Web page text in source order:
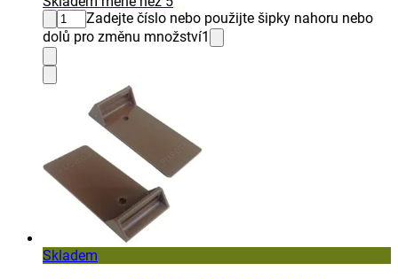
Zadejte číslo nebo použijte šipky nahoru nebo
dolů pro změnu množství1
Skladem